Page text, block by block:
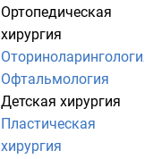
Ортопедическая
хирургия
Оториноларингология
Офтальмология
Детская хирургия
Пластическая
хирургия